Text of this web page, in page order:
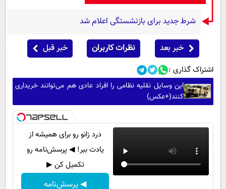
شرط جدید برای بازنشستگی اعلام شد
خبر بعد نظرات کاربران خبر قبل
اشتراک گذاری :
این وسایل نقلیه نظامی را افراد عادی هم می‌توانند خریداری
کنند(+عکس)
درد زانو رو برای همیشه از
یادت ببر! ◀ پرسش‌نامه رو
تکمیل کن ▶
◀ پرسش‌نامه